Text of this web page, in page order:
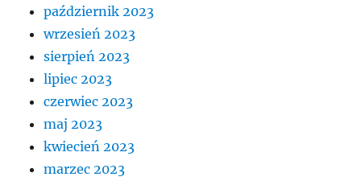
październik 2023
wrzesień 2023
sierpień 2023
lipiec 2023
czerwiec 2023
maj 2023
kwiecień 2023
marzec 2023